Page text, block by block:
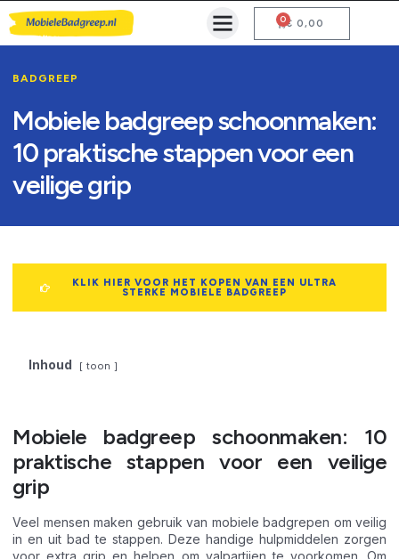
€ 0,00
0
BADGREEP
Mobiele badgreep schoonmaken:
10 praktische stappen voor een
veilige grip
KLIK HIER VOOR HET KOPEN VAN EEN ULTRA
STERKE MOBIELE BADGREEP
Inhoud toon
Mobiele badgreep schoonmaken: 10
praktische stappen voor een veilige
grip
Veel mensen maken gebruik van mobiele badgrepen om veilig
in en uit bad te stappen. Deze handige hulpmiddelen zorgen
voor extra grip en helpen om valpartijen te voorkomen. Om